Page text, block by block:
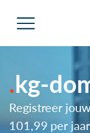
kg-
Registreer
101,99 per jaar.